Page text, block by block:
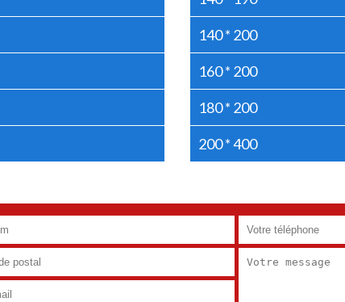
140 * 200
160 * 200
180 * 200
200 * 400